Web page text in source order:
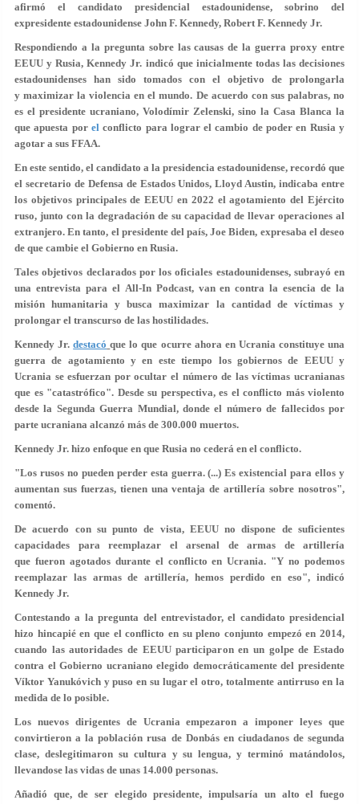
afirmó el candidato presidencial estadounidense, sobrino del
expresidente estadounidense John F. Kennedy, Robert F. Kennedy Jr.
Respondiendo a la pregunta sobre las causas de la guerra proxy entre
EEUU y Rusia, Kennedy Jr. indicó que inicialmente todas las decisiones
estadounidenses han sido tomados con el objetivo de prolongarla
y maximizar la violencia en el mundo. De acuerdo con sus palabras, no
es el presidente ucraniano, Volodímir Zelenski, sino la Casa Blanca la
que apuesta por elconflicto para lograr el cambio de poder en Rusia y
agotar a sus FFAA.
En este sentido, el candidato a la presidencia estadounidense, recordó que
el secretario de Defensa de Estados Unidos, Lloyd Austin, indicaba entre
los objetivos principales de EEUU en 2022 el agotamiento del Ejército
ruso, junto con la degradación de su capacidad de llevar operaciones al
extranjero. En tanto, el presidente del país, Joe Biden, expresaba el deseo
de que cambie el Gobierno en Rusia.
Tales objetivos declarados por los oficiales estadounidenses, subrayó en
una entrevista para el All-In Podcast, van en contra la esencia de la
misión humanitaria y busca maximizar la cantidad de víctimas y
prolongar el transcurso de las hostilidades.
Kennedy Jr.destacó que lo que ocurre ahora en Ucrania constituye una
guerra de agotamiento y en este tiempo los gobiernos de EEUU y
Ucrania se esfuerzan por ocultar el número de las víctimas ucranianas
que es "catastrófico". Desde su perspectiva, es el conflicto más violento
desde la Segunda Guerra Mundial, donde el número de fallecidos por
parte ucraniana alcanzó más de 300.000 muertos.
Kennedy Jr. hizo enfoque en que Rusia no cederá en el conflicto.
"Los rusos no pueden perder esta guerra. (...) Es existencial para ellos y
aumentan sus fuerzas, tienen una ventaja de artillería sobre nosotros",
comentó.
De acuerdo con su punto de vista, EEUU no dispone de suficientes
capacidades para reemplazar el arsenal de armas de artillería
que fueron agotados durante el conflicto en Ucrania. "Y no podemos
reemplazar las armas de artillería, hemos perdido en eso", indicó
Kennedy Jr.
Contestando a la pregunta del entrevistador, el candidato presidencial
hizo hincapié en que el conflicto en su pleno conjunto empezó en 2014,
cuando las autoridades de EEUU participaron en un golpe de Estado
contra el Gobierno ucraniano elegido democráticamente del presidente
Víktor Yanukóvich y puso en su lugar el otro, totalmente antirruso en la
medida de lo posible.
Los nuevos dirigentes de Ucrania empezaron a imponer leyes que
convirtieron a la población rusa de Donbás en ciudadanos de segunda
clase, deslegitimaron su cultura y su lengua, y terminó matándolos,
llevandose las vidas de unas 14.000 personas.
Añadió que, de ser elegido presidente, impulsaría un alto el fuego